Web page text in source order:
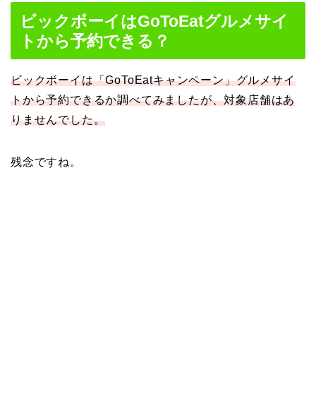
ビックボーイはGoToEatグルメサイ
トから予約できる？
ビックボーイは「GoToEatキャンペーン」グルメサイ
トから予約できるか調べてみましたが、対象店舗はあ
りませんでした。
残念ですね。